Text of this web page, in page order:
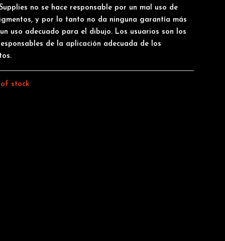
no se hace responsable por un mal uso de
y por lo tanto no da ninguna garantía más
uso adecuado para el dibujo. Los usuarios son los
de la aplicación adecuada de los
stock